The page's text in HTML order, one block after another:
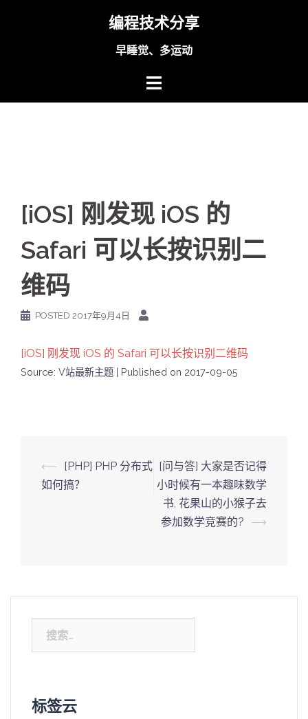
编程技术分享
早睡觉、多运动
[iOS] 刚发现 iOS 的
Safari 可以长按识别二
维码
POSTED 2017年9月4日
[iOS] 刚发现 iOS 的 Safari 可以长按识别二维码
Source: V站最新主题 Published on 2017-09-05
Post
navigation
⟵
[PHP] PHP 分布式
如何搞？
[问与答] 大家是否记得
小时候有一本趣味数学
书, 花果山的小猴子去
参加数学竞赛的?
⟶
索：
标签云